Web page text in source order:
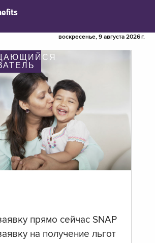
воскресенье, 9 августа 2026 г.
прямо сейчас SNAP
на получение льгот